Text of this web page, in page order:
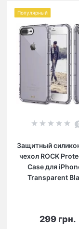
Популярный
Защитный
чехол ROCK
Case для
Transparent
299 грн.